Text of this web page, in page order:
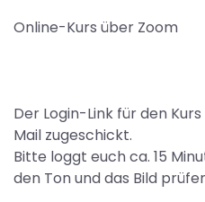
Online-Kurs über Zoom
Der Login-Link für den
Mail zugeschickt.
Bitte loggt euch ca. 15
den Ton und das Bild